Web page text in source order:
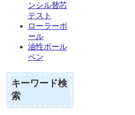
ンシル替芯
テスト
ローラーボ
ール
油性ボール
ペン
キーワード検
索